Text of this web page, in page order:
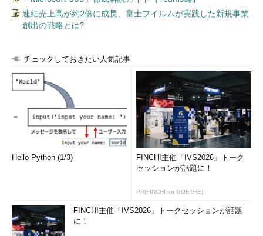
う言葉もない時代に、数万台ものコアを結合したシステムを創造
した。しかし、それは多数の基板とラックと配線でやったはずで
のだろうが、それでも配線の量は大変かもしれない。
ところが、Intelはその「配線」を半導体チップの上に収めてし
まえるわけだ。自社の世界で最も集積度の高い半導体プロセスを
活用してである。集積度にせよ、速度にせよ、そしてエネルギー
の消費と発熱にせよ、Intelの方がことハードウェアに関しては
「最適な」ものを作れる可能性が高い。そして、チップにしてし
まえば、そんな「クラウド」なシステムのコストが劇的に下がる
道筋がついた、ということになる。いまは巨大なコンテナ1個の
そうなると、48個はスタートラインという数でしかない。日
本語に翻訳されたニュースリリースにはその言葉が書かれていな
連結売上高が約2倍に成長、富士フイルムが実践した新規事業
創出の戦略とは?
チェックしておきたい人気記事
Hello Python (1/3)
FINCHI主催「IVS2026」トーク
セッションが話題に！
PR(FINCHI on GOETHE)
FINCHI主催「IVS2026」トークセッションが話題
に！